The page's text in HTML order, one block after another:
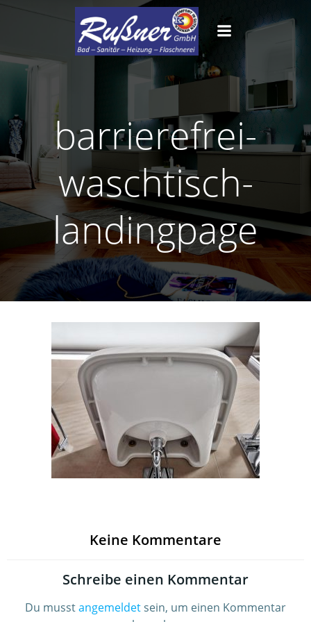
Zum
Inhalt
springen
barrierefrei-
waschtisch-
landingpage
Keine Kommentare
Schreibe einen Kommentar
Du musstangemeldetsein, um einen Kommentar